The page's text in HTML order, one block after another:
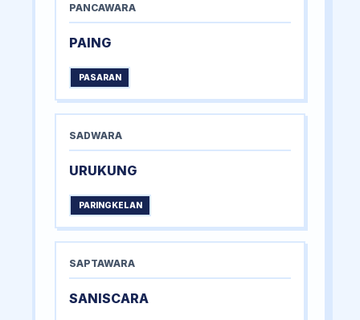
PANCAWARA
PAING
PASARAN
SADWARA
URUKUNG
PARINGKELAN
SAPTAWARA
SANISCARA